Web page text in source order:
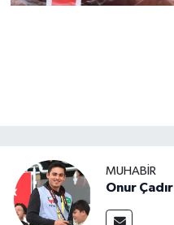
MUHABİR
Onur Çadır